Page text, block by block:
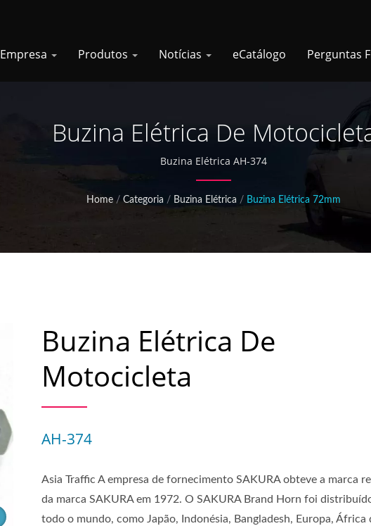
Empresa Produtos Notícias eCatálogo Perguntas
Buzina Elétrica De
Buzina Elétrica AH-374
Home / Categoria / Buzina Elétrica / Buzina Elétrica 72mm
Buzina Elétrica De
Motocicleta
AH-374
Asia Traffic A empresa de fornecimento SAKURA obteve a marca
da marca SAKURA em 1972. O SAKURA Brand Horn foi
todo o mundo, como Japão, Indonésia, Bangladesh, Europa, África